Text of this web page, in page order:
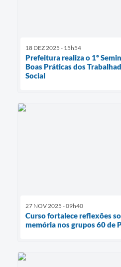
18 DEZ 2025 - 15h54
Prefeitura realiza o 1º
Boas Práticas dos
Social
27 NOV 2025 - 09h40
Curso fortalece reflexões
memória nos grupos 60 de